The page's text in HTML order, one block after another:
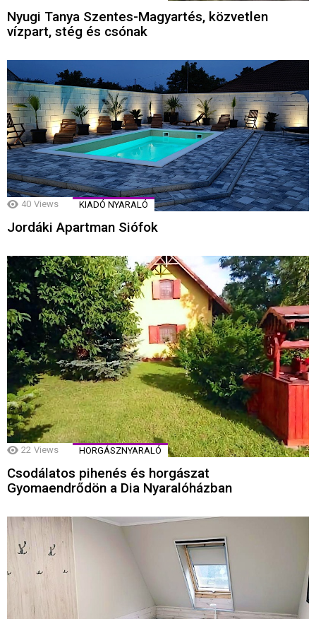
Nyugi Tanya Szentes-Magyartés, közvetlen
vízpart, stég és csónak
40 Views KIADÓ NYARALÓ
Jordáki Apartman Siófok
22 Views HORGÁSZNYARALÓ
Csodálatos pihenés és horgászat
Gyomaendrődön a Dia Nyaralóházban